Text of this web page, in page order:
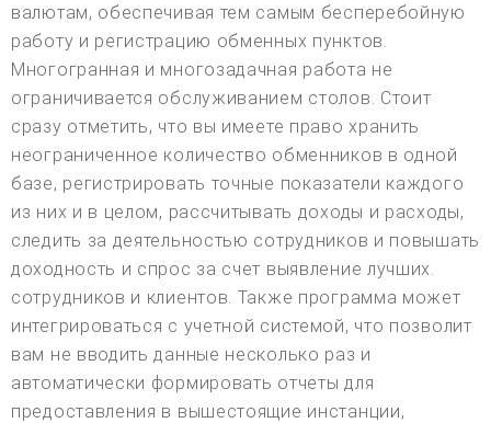
валютам, обеспечивая тем самым бесперебойную
работу и регистрацию обменных пунктов.
Многогранная и многозадачная работа не
ограничивается обслуживанием столов. Стоит
сразу отметить, что вы имеете право хранить
неограниченное количество обменников в одной
базе, регистрировать точные показатели каждого
из них и в целом, рассчитывать доходы и расходы,
следить за деятельностью сотрудников и повышать
доходность и спрос за счет выявление лучших.
сотрудников и клиентов. Также программа может
интегрироваться с учетной системой, что позволит
вам не вводить данные несколько раз и
автоматически формировать отчеты для
предоставления в вышестоящие инстанции,